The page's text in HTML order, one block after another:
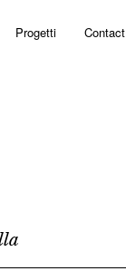
Progetti Contact